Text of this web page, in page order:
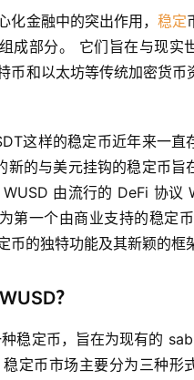
化金融中的突出作用，稳定
成部分。 它们旨在与现实
币和以太坊等传统加密货币
这样的稳定​​币近年来一直
新的与美元挂钩的稳定币旨
由流行的 DeFi 协议
第一个由商业支持的稳定
币的独特功能及其新颖的框
？
稳定币，旨在为现有的
定币市场主要分为三种形